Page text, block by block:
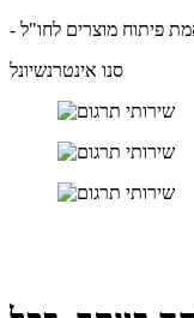
פיתוח מוצרים לחו"ל
סנו אינטרנשיונל